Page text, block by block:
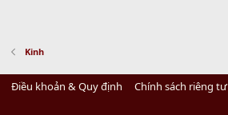
Kinh
Điều khoản & Quy định Chính sách riêng tư